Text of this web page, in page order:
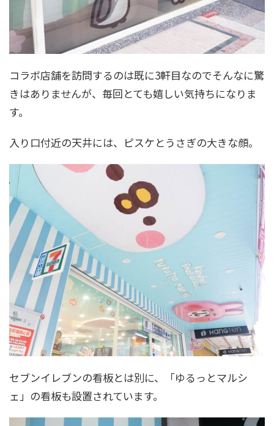
コラボ店舗を訪問するのは既に3軒目なのでそんなに驚
きはありませんが、毎回とても嬉しい気持ちになりま
す。
入り口付近の天井には、ピスケとうさぎの大きな顔。
セブンイレブンの看板とは別に、「ゆるっとマルシ
ェ」の看板も設置されています。